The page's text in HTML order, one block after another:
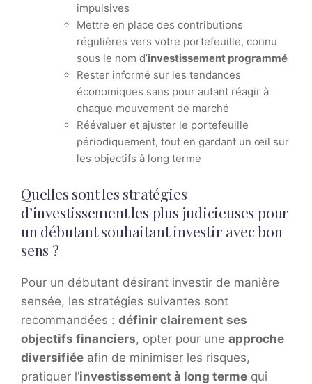
impulsives
Mettre en place des contributions
régulières vers votre portefeuille, connu
sous le nom d’investissement programmé
Rester informé sur les tendances
économiques sans pour autant réagir à
chaque mouvement de marché
Réévaluer et ajuster le portefeuille
périodiquement, tout en gardant un œil sur
les objectifs à long terme
Quelles sont les stratégies
d’investissement les plus judicieuses pour
un débutant souhaitant investir avec bon
sens ?
Pour un débutant désirant investir de manière
sensée, les stratégies suivantes sont
recommandées : définir clairement ses
objectifs financiers, opter pour une approche
diversifiée afin de minimiser les risques,
pratiquer l’investissement à long terme qui